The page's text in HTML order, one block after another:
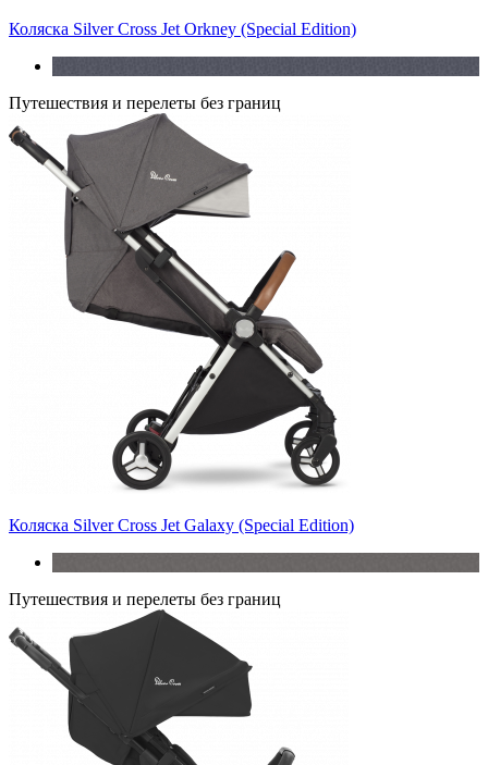
Коляска Silver Cross Jet Orkney (Special Edition)
Путешествия и перелеты без границ
Коляска Silver Cross Jet Galaxy (Special Edition)
Путешествия и перелеты без границ